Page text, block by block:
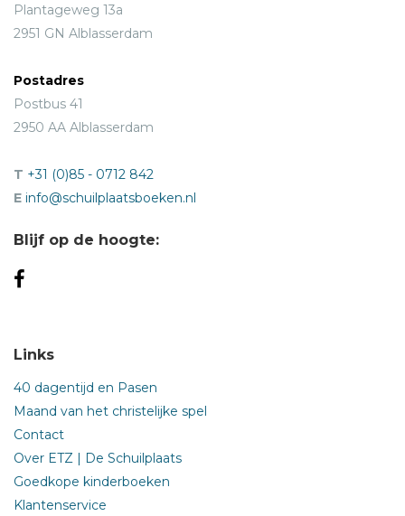
Plantageweg 13a
2951 GN Alblasserdam
Postadres
Postbus 41
2950 AA Alblasserdam
T +31 (0)85 - 0712 842
E info@schuilplaatsboeken.nl
Blijf op de hoogte:
Links
40 dagentijd en Pasen
Maand van het christelijke spel
Contact
Over ETZ | De Schuilplaats
Goedkope kinderboeken
Klantenservice